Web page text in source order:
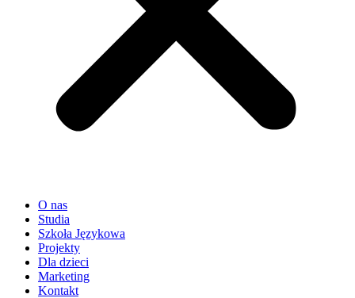
O nas
Studia
Szkoła Językowa
Projekty
Dla dzieci
Marketing
Kontakt